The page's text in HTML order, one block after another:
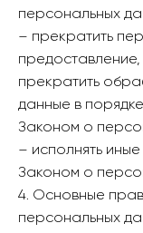
персональных
– прекратить
прекратить
данные в
Законом о
– исполнять
Законом о
4. Основные
персональных